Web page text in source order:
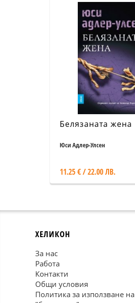
Белязаната жена
Юси Адлер-Улсен
11.25 € / 22.00 ЛВ.
ХЕЛИКОН
За нас
Работа
Контакти
Общи условия
Политика за използване на